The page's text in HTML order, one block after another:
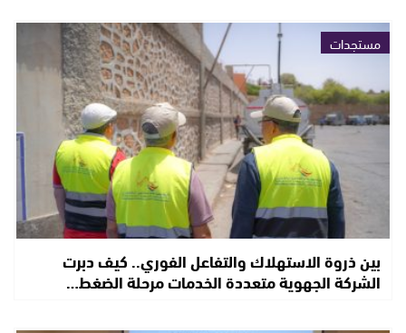
مستجدات
بين ذروة الاستهلاك والتفاعل الفوري.. كيف دبرت
الشركة الجهوية متعددة الخدمات مرحلة الضغط…